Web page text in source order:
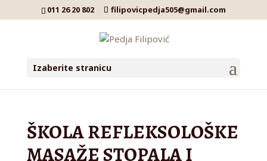
011 26 20 802 filipovicpedja505@gmail.com
Izaberite stranicu
ŠKOLA REFLEKSOLOŠKE
MASAŽE STOPALA I